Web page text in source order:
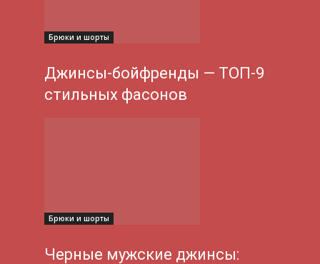
Брюки и шорты
Джинсы-бойфренды — ТОП-9
стильных фасонов
Брюки и шорты
Черные мужские джинсы: